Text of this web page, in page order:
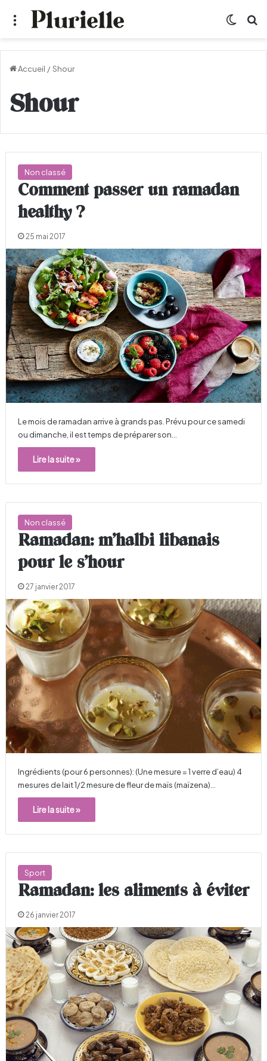
Menu
Accueil /Shour
Shour
Non classé
Comment passer un ramadan
healthy ?
25 mai 2017
Le mois de ramadan arrive à grands pas. Prévu pour ce samedi
ou dimanche, il est temps de préparer son…
Lire la suite »
Non classé
Ramadan: m’halbi libanais
pour le s’hour
27 janvier 2017
Ingrédients (pour 6 personnes): (Une mesure = 1 verre d’eau) 4
mesures de lait 1/2 mesure de fleur de maïs (maïzena)…
Lire la suite »
Sport
Ramadan: les aliments à éviter
26 janvier 2017